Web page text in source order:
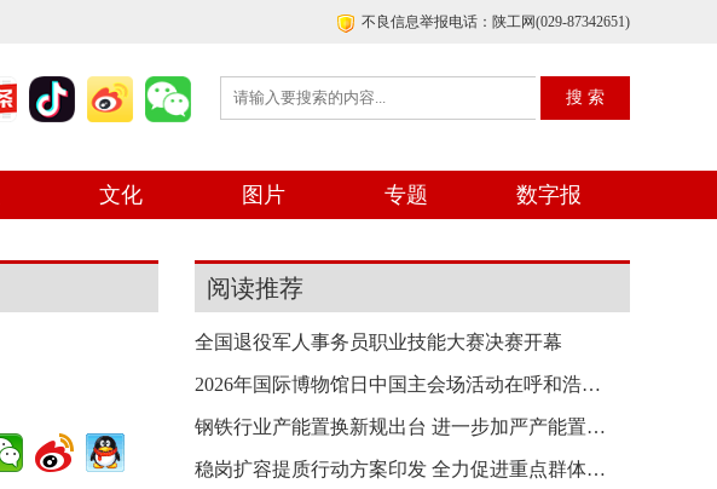
不良信息举报电话：陕工网(029-87342651)
文化 图片 专题 数字报
阅读推荐
全国退役军人事务员职业技能大赛决赛开幕
2026年国际博物馆日中国主会场活动在呼和浩特举行
钢铁行业产能置换新规出台 进一步加严产能置换要
稳岗扩容提质行动方案印发 全力促进重点群体就业